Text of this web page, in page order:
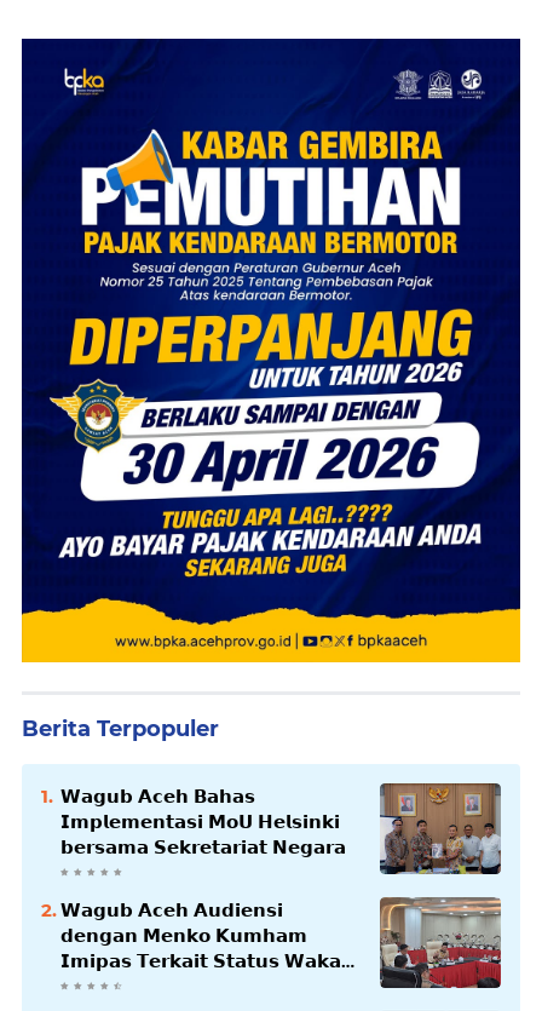
Berita Terpopuler
𝗪𝗮𝗴𝘂𝗯 𝗔𝗰𝗲𝗵 𝗕𝗮𝗵𝗮𝘀
𝗜𝗺𝗽𝗹𝗲𝗺𝗲𝗻𝘁𝗮𝘀𝗶 𝗠𝗼𝗨 𝗛𝗲𝗹𝘀𝗶𝗻𝗸𝗶
𝗯𝗲𝗿𝘀𝗮𝗺𝗮 𝗦𝗲𝗸𝗿𝗲𝘁𝗮𝗿𝗶𝗮𝘁 𝗡𝗲𝗴𝗮𝗿𝗮
𝗪𝗮𝗴𝘂𝗯 𝗔𝗰𝗲𝗵 𝗔𝘂𝗱𝗶𝗲𝗻𝘀𝗶
𝗱𝗲𝗻𝗴𝗮𝗻 𝗠𝗲𝗻𝗸𝗼 𝗞𝘂𝗺𝗵𝗮𝗺
𝗜𝗺𝗶𝗽𝗮𝘀 𝗧𝗲𝗿𝗸𝗮𝗶𝘁 𝗦𝘁𝗮𝘁𝘂𝘀 𝗪𝗮𝗸𝗮𝗳
𝗕𝗹𝗮𝗻𝗴𝗽𝗮𝗱𝗮𝗻𝗴